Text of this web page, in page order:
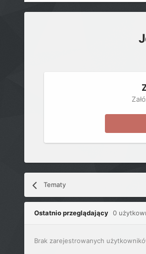
Tematy
Ostatnio przeglądający 0
Brak zarejestrowanych